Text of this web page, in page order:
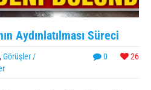
Aydınlatılması Süreci
0 26
, Görüşler /